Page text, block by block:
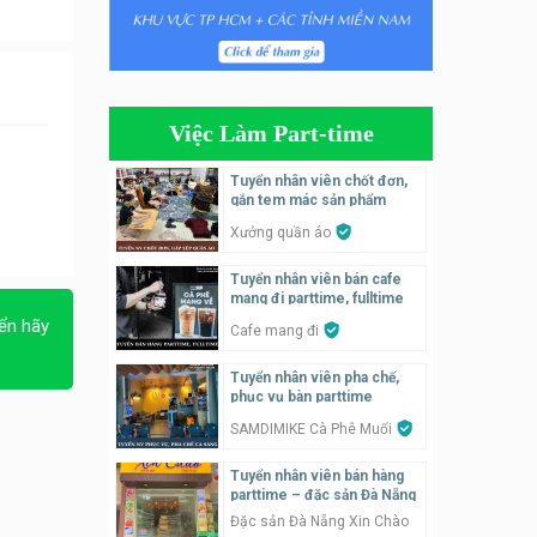
hãy
Tuyển nhân viên tiếp thực,
phục vụ bàn
– hỗ trợ ăn ở
Quán bánh đa cua
parttime
Tuyển nhân viên bán hàng
parttime
Húp Tea
Tuyển nhân viên pha chế
tiệm trà sữa
TRÀ SỮA THÁI LAN
Việc Làm Part-time
Tuyển nhân viên chốt đơn,
gắn tem mác sản phẩm
Xưởng quần áo
Tuyển nhân viên bán cafe
mang đi parttime, fulltime
Cafe mang đi
Tuyển nhân viên pha chế,
phục vụ bàn parttime
SAMDIMIKE Cà Phê Muối
Tuyển nhân viên bán hàng
parttime – đặc sản Đà Nẵng
Đặc sản Đà Nẵng Xin Chào